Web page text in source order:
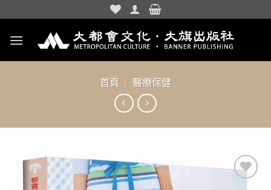
to
content
首頁 / 醫療保健